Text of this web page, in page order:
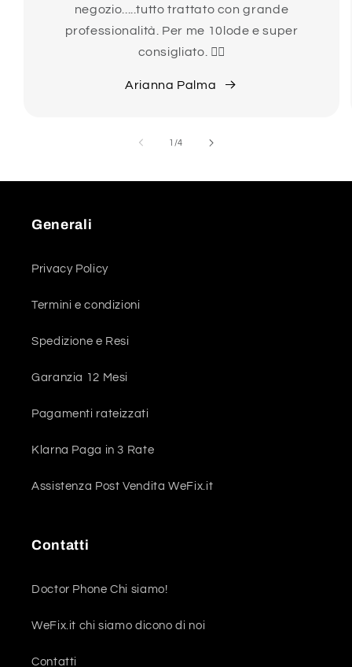
negozio.....tutto trattato con grande
professionalità. Per me 10lode e super
consigliato. 👍🏻
Arianna Palma
1 /su
4
Generali
Privacy Policy
Termini e condizioni
Spedizione e Resi
Garanzia 12 Mesi
Pagamenti rateizzati
Klarna Paga in 3 Rate
Assistenza Post Vendita WeFix.it
Contatti
Doctor Phone Chi siamo!
WeFix.it chi siamo dicono di noi
Contatti